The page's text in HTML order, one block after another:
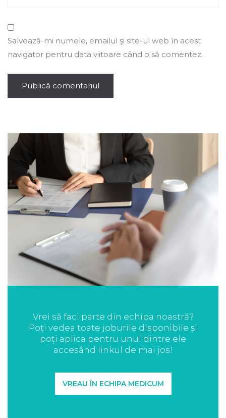
Salvează-mi numele, emailul și site-ul web în acest
navigator pentru data viitoare când o să comentez.
Vrei să faci parte din echipa noastră?
Poți vedea toate joburile disponibile și
poți aplica pentru unul dintre ele
accesând linkul de mai jos!
VREAU ÎN ECHIPA MEDICUM